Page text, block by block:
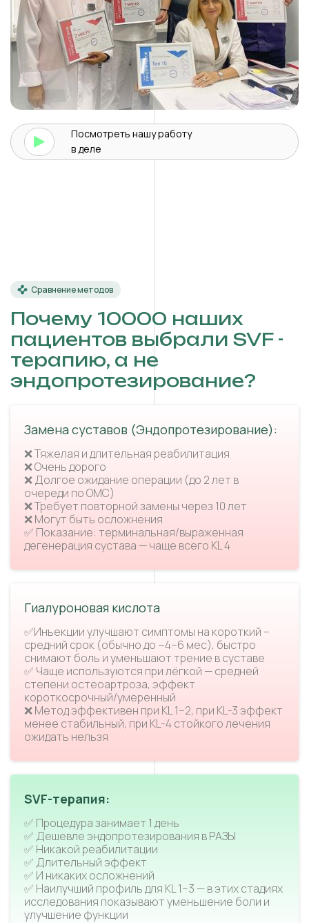
Посмотреть нашуработу
в деле
Сравнение методов
Почему 10000 наших
пациентов выбрали SVF -
терапию, а не
эндопротезирование?
Замена суставов (Эндопротезирование):
❌ Тяжелая и длительная реабилитация
❌ Очень дорого
❌ Долгое ожидание операции (до 2 лет в
очереди по ОМС)
❌ Требует повторной замены через 10 лет
❌ Могут быть осложнения
✅ Показание: терминальная/выраженная
дегенерация сустава — чаще всего KL 4
Гиалуроновая кислота
✅Инъекции улучшают симптомы на короткий –
средний срок (обычно до ~4–6 мес), быстро
снимают боль и уменьшают трение в суставе
✅ Чаще используются при лёгкой — средней
степени остеоартроза, эффект
короткосрочный/умеренный
❌ Метод эффективен при KL 1–2, при KL-3 эффект
менее стабильный, при KL-4 стойкого лечения
ожидать нельзя
SVF-терапия:
✅ Процедура занимает 1 день
✅ Дешевле эндопротезирования в РАЗЫ
✅ Никакой реабилитации
✅ Длительный эффект
✅ И никаких осложнений
✅ Наилучший профиль для KL 1–3 — в этих стадиях
исследования показывают уменьшение боли и
улучшение функции